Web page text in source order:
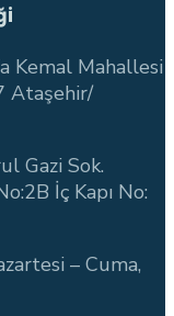
Kemal Mahallesi
Ataşehir/
Gazi Sok.
İç Kapı No:
– Cuma,